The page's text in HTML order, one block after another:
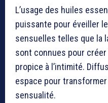
L’usage des huiles
puissante pour éveiller
sensuelles telles que la
sont connues pour
propice à l’intimité.
espace pour transformer
sensualité.